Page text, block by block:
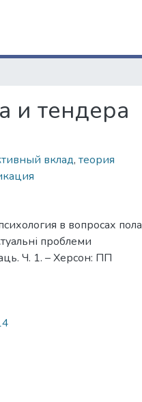
и тендера
вклад, теория
в вопросах пола
проблеми
Ч. 1. – Херсон: ПП